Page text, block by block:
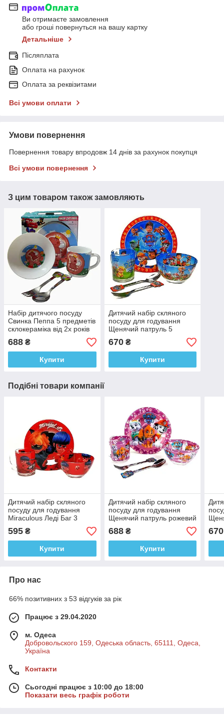
Ви отримаєте замовлення
або гроші повернуться на вашу картку
Детальніше
Післяплата
Оплата на рахунок
Оплата за реквізитами
Всі умови оплати
Умови повернення
Повернення товару впродовж 14 днів за рахунок покупця
Всі умови повернення
З цим товаром також замовляють
Набір дитячого посуду
Свинка Пеппа 5 предметів
склокераміка від 2х років
688 ₴
Купити
Дитячий набір скляного
посуду для годування
Щенячий патруль 5
предметів Metr+
670₴
Купити
Подібні товари компанії
Дитячий набір скляного
посуду для годування
Miraculous Леді Баг 3
595 ₴
Купити
Дитячий набір скляного
посуду для годування
Щенячий патруль рожевий
688₴
Купити
670
Про нас
66% позитивних з 53 відгуків за рік
Працює з 29.04.2020
м. Одеса
Добровольского 159, Одеська область, 65111, Одеса,
Україна
Контакти
Сьогодні працює з 10:00 до 18:00
Показати весь графік роботи